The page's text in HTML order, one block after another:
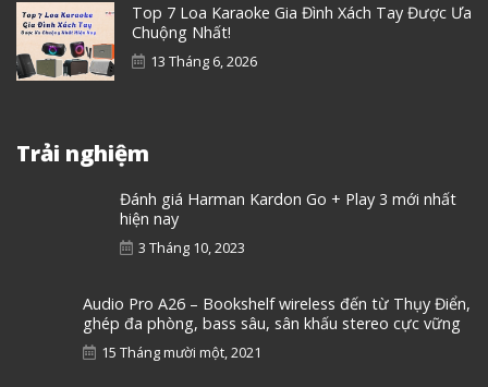
Top 7 Loa Karaoke Gia Đình Xách Tay Được Ưa
Chuộng Nhất!
13 Tháng 6, 2026
Trải nghiệm
Đánh giá Harman Kardon Go + Play 3 mới nhất
hiện nay
3 Tháng 10, 2023
Audio Pro A26 – Bookshelf wireless đến từ Thụy Điển,
ghép đa phòng, bass sâu, sân khấu stereo cực vững
15 Tháng mười một, 2021